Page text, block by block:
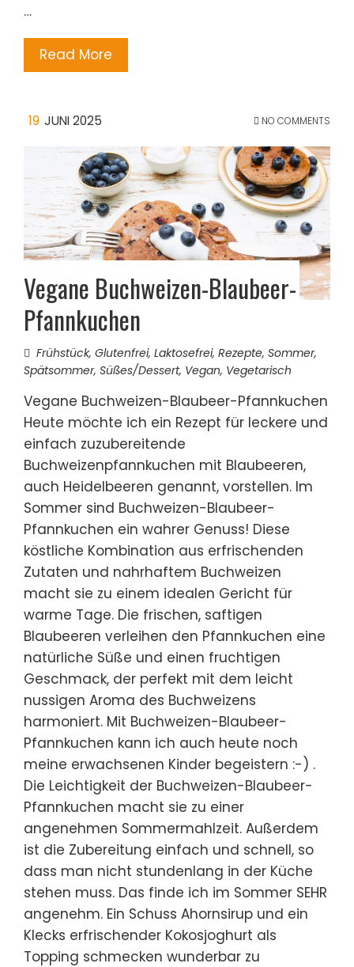
…
Read More
19 JUNI 2025 NO COMMENTS
Vegane Buchweizen-Blaubeer-
Pfannkuchen
Frühstück, Glutenfrei, Laktosefrei, Rezepte, Sommer,
Spätsommer, Süßes/Dessert, Vegan, Vegetarisch
Vegane Buchweizen-Blaubeer-Pfannkuchen
Heute möchte ich ein Rezept für leckere und
einfach zuzubereitende
Buchweizenpfannkuchen mit Blaubeeren,
auch Heidelbeeren genannt, vorstellen. Im
Sommer sind Buchweizen-Blaubeer-
Pfannkuchen ein wahrer Genuss! Diese
köstliche Kombination aus erfrischenden
Zutaten und nahrhaftem Buchweizen
macht sie zu einem idealen Gericht für
warme Tage. Die frischen, saftigen
Blaubeeren verleihen den Pfannkuchen eine
natürliche Süße und einen fruchtigen
Geschmack, der perfekt mit dem leicht
nussigen Aroma des Buchweizens
harmoniert. Mit Buchweizen-Blaubeer-
Pfannkuchen kann ich auch heute noch
meine erwachsenen Kinder begeistern :-) .
Die Leichtigkeit der Buchweizen-Blaubeer-
Pfannkuchen macht sie zu einer
angenehmen Sommermahlzeit. Außerdem
ist die Zubereitung einfach und schnell, so
dass man nicht stundenlang in der Küche
stehen muss. Das finde ich im Sommer SEHR
angenehm. Ein Schuss Ahornsirup und ein
Klecks erfrischender Kokosjoghurt als
Topping schmecken wunderbar zu